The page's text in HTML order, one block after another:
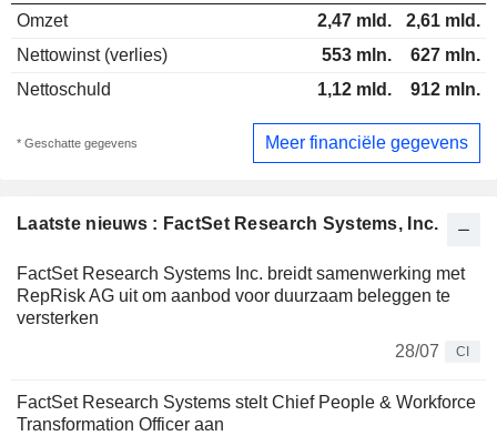
Laatste nieuws : FactSet Research Systems, Inc.
FactSet Research Systems Inc. breidt samenwerking met
RepRisk AG uit om aanbod voor duurzaam beleggen te
versterken
28/07
CI
FactSet Research Systems stelt Chief People & Workforce
Transformation Officer aan
Omzet
2,47 mld.
2,61 mld.
Nettowinst (verlies)
553 mln.
627 mln.
Nettoschuld
1,12 mld. 912 mln.
* Geschatte gegevens Meer financiële gegevens